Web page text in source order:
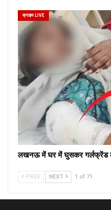
क्राइम LIVE
लखनऊ में घर में घुसकर गर्लफ्रेंड को
PREV NEXT 1 of 71